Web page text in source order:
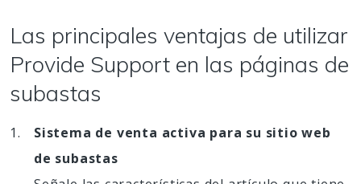
Las principales ventajas de utilizar
Provide Support en las páginas de
subastas
Sistema de venta activa para su sitio web
de subastas